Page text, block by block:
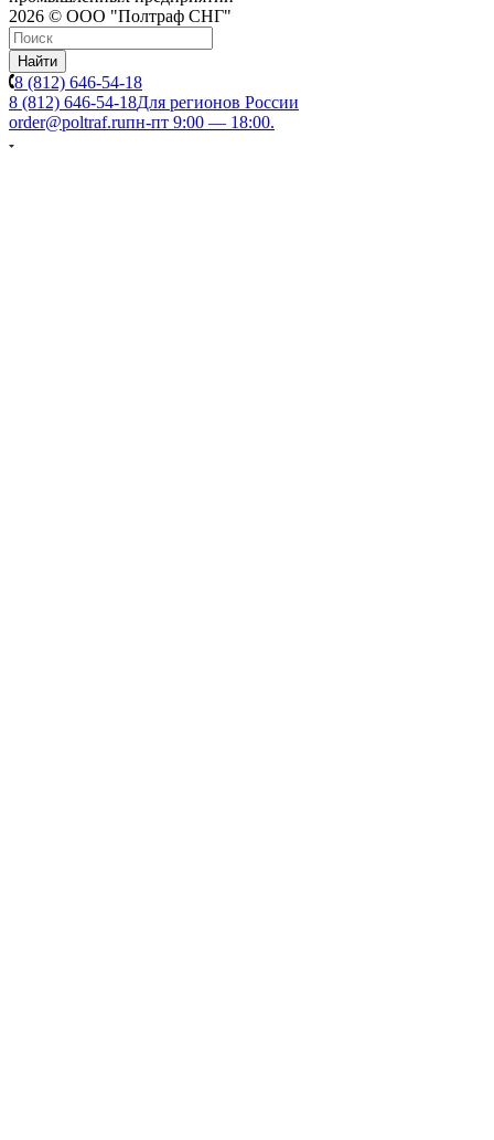
2026 © ООО "Полтраф СНГ"
Найти
8 (812) 646-54-18
8 (812) 646-54-18Для регионов России
order@poltraf.ruпн-пт 9:00 — 18:00.